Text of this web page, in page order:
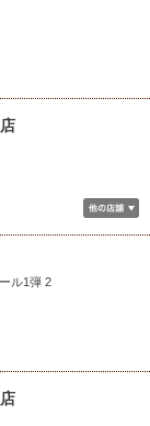
ル1弾 2